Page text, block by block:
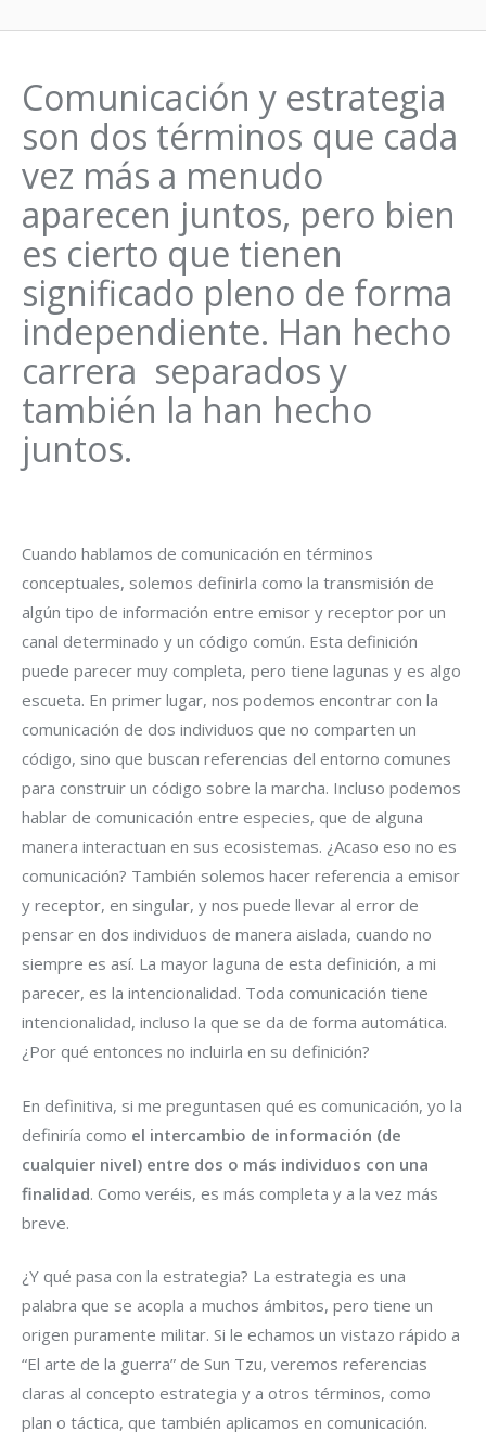
Comunicación y estrategia
son dos términos que cada
vez más a menudo
aparecen juntos, pero bien
es cierto que tienen
significado pleno de forma
independiente. Han hecho
carrera separados y
también la han hecho
juntos.
Cuando hablamos de comunicación en términos
conceptuales, solemos definirla como la transmisión de
algún tipo de información entre emisor y receptor por un
canal determinado y un código común. Esta definición
puede parecer muy completa, pero tiene lagunas y es algo
escueta. En primer lugar, nos podemos encontrar con la
comunicación de dos individuos que no comparten un
código, sino que buscan referencias del entorno comunes
para construir un código sobre la marcha. Incluso podemos
hablar de comunicación entre especies, que de alguna
manera interactuan en sus ecosistemas. ¿Acaso eso no es
comunicación? También solemos hacer referencia a emisor
y receptor, en singular, y nos puede llevar al error de
pensar en dos individuos de manera aislada, cuando no
siempre es así. La mayor laguna de esta definición, a mi
parecer, es la intencionalidad. Toda comunicación tiene
intencionalidad, incluso la que se da de forma automática.
¿Por qué entonces no incluirla en su definición?
En definitiva, si me preguntasen qué es comunicación, yo la
definiría como el intercambio de información (de
cualquier nivel) entre dos o más individuos con una
finalidad. Como veréis, es más completa y a la vez más
breve.
¿Y qué pasa con la estrategia? La estrategia es una
palabra que se acopla a muchos ámbitos, pero tiene un
origen puramente militar. Si le echamos un vistazo rápido a
“El arte de la guerra” de Sun Tzu, veremos referencias
claras al concepto estrategia y a otros términos, como
plan o táctica, que también aplicamos en comunicación.